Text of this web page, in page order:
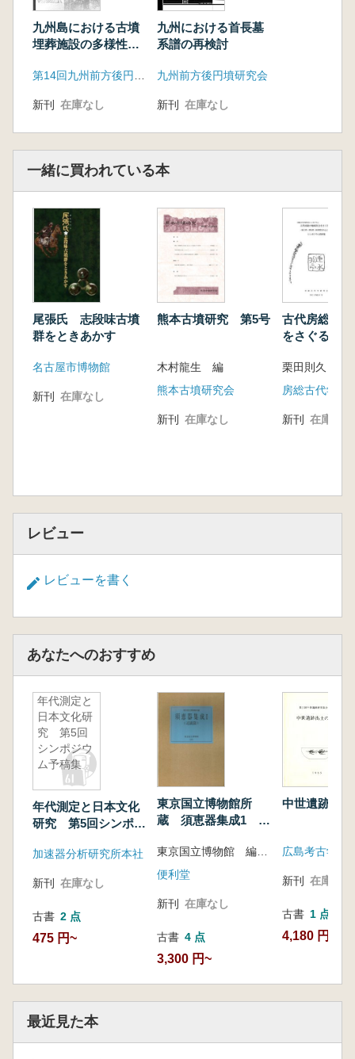
宮元香織 7.列島における横穴式石室の導入と
朝鮮半島
金 洛中 8.韓半島からみた九州諸勢力との交
平尾和久 9.日韓集落祭祀から見た変化と画期
吉田東明 10.九州の集落から見た変化と画期
一胴丸式小札甲を中心に
秦 憲二 13.九州出土鉄鏃から見た対外交渉
渡部芳久 14.九州出土木製品から見た対外交
渉
寺井 誠 15.6・7世紀の北部九州出土朝鮮半
島系土器と対外交渉
田中聡一 16.壱岐島・対馬島の諸勢力と対外
交渉
諸勢力と対外交渉
池ノ上宏 18.筑前束部の諸勢力と対外交渉
中島 圭 19.筑前南部～筑後の諸勢力と対外交
渕ノ上隆介 20.肥前の諸勢力と対外交渉
木村 龍生 21.肥後の諸勢力と対外交渉
和田理啓・甲斐 貴充 24.古墳時代の日向にお
ける対外交渉
藤井大祐 25.大隅・薩摩の諸勢力と対外交渉
九州島における古墳
埋葬施設の多様性
う理解できるか
新刊 在庫なし
九州における首長墓
系譜の再検討
九州前方後円墳研究会
新刊 在庫なし
一緒に買われている本
尾張氏 志段味古墳
群をときあかす
名古屋市博物館
新刊 在庫なし
熊本古墳研究 第5号
木村龍生 編
熊本古墳研究会
新刊 在庫なし
古代房総の
をさぐる2
心として
栗田則久 編
房総古代学研
新刊 在庫なし
レビュー
レビューを書く
あなたへのおすすめ
年代測定と
日本文化研
究 第5回
シンポジウ
ム予稿集
年代測定と日本文化
研究 第5回シンポジ
加速器分析研究所本社
新刊 在庫なし
古書 2 点
475 円~
東京国立博物館所
蔵 須恵器集成1 近
便利堂
新刊 在庫なし
古書 4 点
3,300 円~
中世遺跡出
広島考古学研
新刊 在庫なし
古書 1 点
4,180 円
最近見た本